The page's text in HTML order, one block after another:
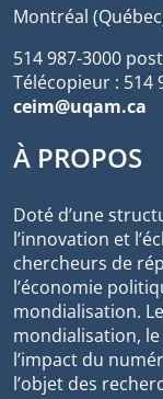
Montréal
514 987-3000
Télécopieur : 514
ceim@uqam.ca
À PROPOS
Doté d’une
l’innovation et
chercheurs de
l’économie
mondialisation.
mondialisation,
l’impact du
l’objet des